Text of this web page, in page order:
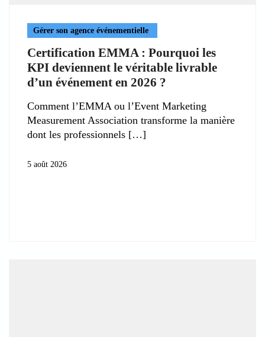
Gérer son agence événementielle
Certification EMMA : Pourquoi les
KPI deviennent le véritable livrable
d’un événement en 2026 ?
Comment l’EMMA ou l’Event Marketing
Measurement Association transforme la manière
dont les professionnels
5 août 2026